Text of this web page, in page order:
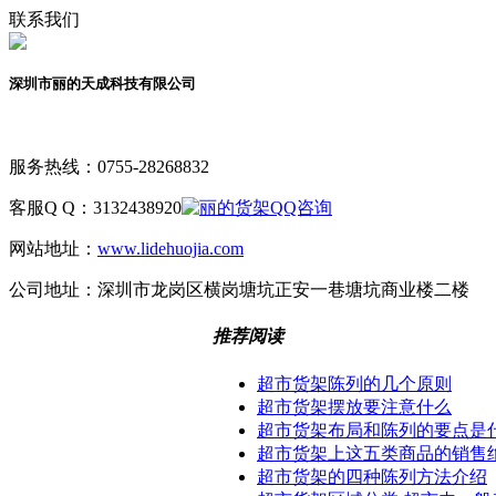
联系我们
深圳市丽的天成科技有限公司
服务热线： 0755-28268832
客服Q Q： 3132438920
网站地址： www.lidehuojia.com
公司地址： 深圳市龙岗区横岗塘坑正安一巷塘坑商业楼二楼
推荐阅读
超市货架陈列的几个原则
超市货架摆放要注意什么
超市货架布局和陈列的要点是
超市货架上这五类商品的销售
超市货架的四种陈列方法介绍